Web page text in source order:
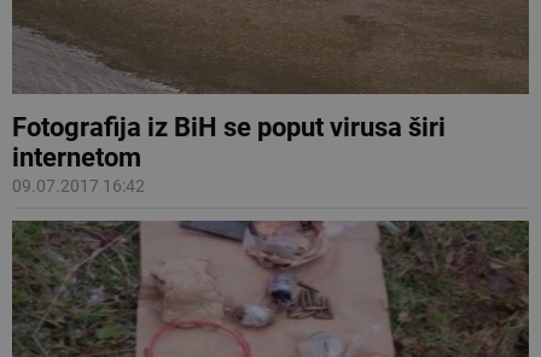
Fotografija iz BiH se poput virusa širi
internetom
09.07.2017 16:42